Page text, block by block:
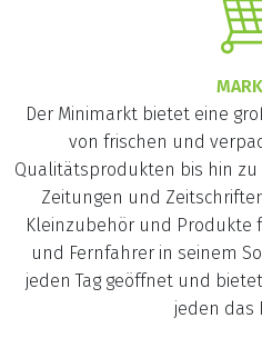
Der Minimarkt bietet eine
von frischen und
Qualitätsprodukten bis hin zu
Zeitungen und
Kleinzubehör und Produkte
und Fernfahrer in seinem
jeden Tag geöffnet und
jeden das